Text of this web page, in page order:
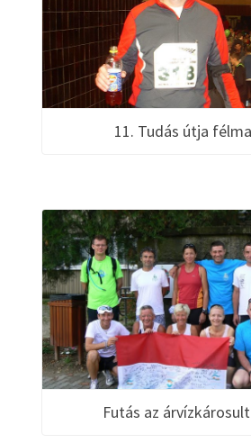
11. Tudás útja
Futás az